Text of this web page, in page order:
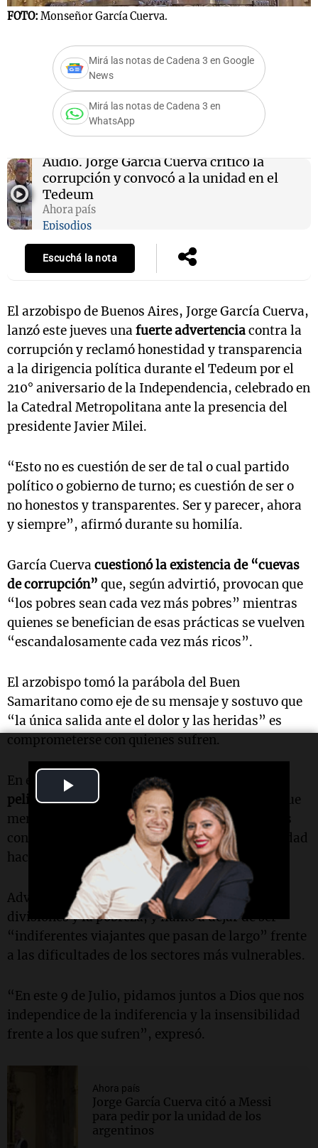
Video
FOTO: Monseñor García Cuerva.
Mirá las notas de Cadena 3 en Google
News
Mirá las notas de Cadena 3 en
WhatsApp
Audio. Jorge García Cuerva criticó la
corrupción y convocó a la unidad en el
Tedeum
Ahora país
Episodios
Escuchá la nota
El arzobispo de Buenos Aires, Jorge García Cuerva,
lanzó este jueves unafuerte advertenciacontra la
corrupción y reclamó honestidad y transparencia
a la dirigencia política durante el Tedeum por el
210° aniversario de la Independencia, celebrado en
la Catedral Metropolitana ante la presencia del
presidente Javier Milei.
“Esto no es cuestión de ser de tal o cual partido
político o gobierno de turno; es cuestión de ser o
no honestos y transparentes. Ser y parecer, ahora
y siempre”, afirmó durante su homilía.
García Cuervacuestionó la existencia de “cuevas
de corrupción” que, según advirtió, provocan que
“los pobres sean cada vez más pobres” mientras
quienes se benefician de esas prácticas se vuelven
“escandalosamente cada vez más ricos”.
El arzobispo tomó la parábola del Buen
Samaritano como eje de su mensaje y sostuvo que
“la única salida ante el dolor y las heridas” es
comprometerse con quienes sufren.
En ese sentido, alertó sobre los
peligrosos”que enfrenta Argentina, entre los que
mencionó “la intolerancia, los enfrentamientos
constantes, la descalificación del otro, la crueldad
hacia los más débiles y la discriminación”.
Advirtió que esas conductas profundizan las
divisiones y la pobreza, y llamó a dejar de ser
“indiferentes viajantes que pasan de largo” frente
a las dificultades de los sectores más vulnerables.
“En este 9 de Julio, pidamos juntos a Dios que nos
independice de la indiferencia y la insensibilidad
frente a los que sufren”, expresó.
Ahora país
Jorge García Cuerva citó a Messi
para pedir por la unidad de los
argentinos